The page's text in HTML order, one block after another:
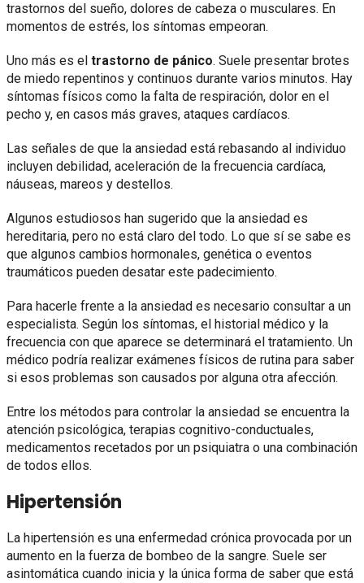
trastornos del sueño, dolores de cabeza o musculares. En
momentos de estrés, los síntomas empeoran.
Uno más es el trastorno de pánico. Suele presentar brotes
de miedo repentinos y continuos durante varios minutos. Hay
síntomas físicos como la falta de respiración, dolor en el
pecho y, en casos más graves, ataques cardíacos.
Las señales de que la ansiedad está rebasando al individuo
incluyen debilidad, aceleración de la frecuencia cardíaca,
náuseas, mareos y destellos.
Algunos estudiosos han sugerido que la ansiedad es
hereditaria, pero no está claro del todo. Lo que sí se sabe es
que algunos cambios hormonales, genética o eventos
traumáticos pueden desatar este padecimiento.
Para hacerle frente a la ansiedad es necesario consultar a un
especialista. Según los síntomas, el historial médico y la
frecuencia con que aparece se determinará el tratamiento. Un
médico podría realizar exámenes físicos de rutina para saber
si esos problemas son causados por alguna otra afección.
Entre los métodos para controlar la ansiedad se encuentra la
atención psicológica, terapias cognitivo-conductuales,
medicamentos recetados por un psiquiatra o una combinación
de todos ellos.
Hipertensión
La hipertensión es una enfermedad crónica provocada por un
aumento en la fuerza de bombeo de la sangre. Suele ser
asintomática cuando inicia y la única forma de saber que está